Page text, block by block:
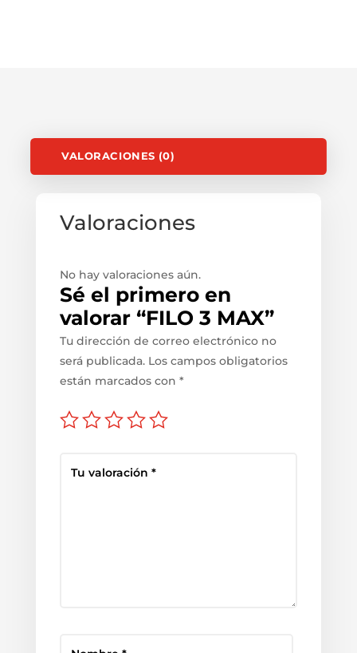
VALORACIONES (0)
Valoraciones
No hay valoraciones aún.
Sé el primero en
valorar “FILO 3 MAX”
Tu dirección de correo electrónico no
será publicada. Los campos obligatorios
están marcados con *